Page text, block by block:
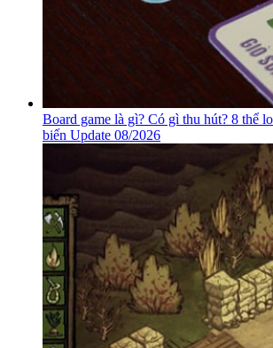
Board game là gì? Có gì thu hút? 8 thể
biến Update 08/2026